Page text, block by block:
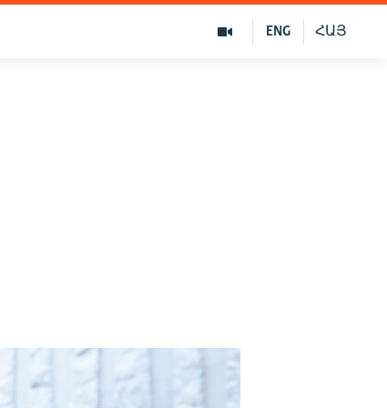
ՀԱՅ
ENG